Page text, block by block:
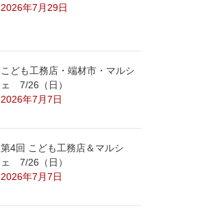
2026年7月29日
こども工務店・端材市・マルシ
ェ 7/26（日）
2026年7月7日
第4回 こども工務店＆マルシ
ェ 7/26（日）
2026年7月7日